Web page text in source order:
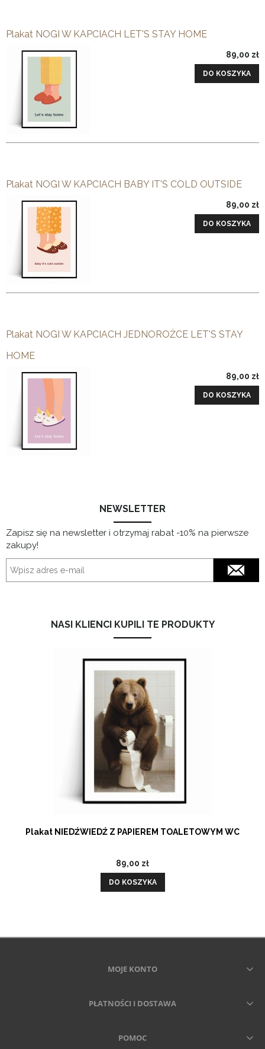
Plakat NOGI W KAPCIACH LET'S STAY HOME
89,00 zł
DO KOSZYKA
Plakat NOGI W KAPCIACH BABY IT'S COLD OUTSIDE
89,00 zł
DO KOSZYKA
Plakat NOGI W KAPCIACH JEDNOROŻCE LET'S STAY
HOME
89,00 zł
DO KOSZYKA
NEWSLETTER
Zapisz się na newsletter i otrzymaj rabat -10% na pierwsze
zakupy!
NASI KLIENCI KUPILI TE PRODUKTY
Plakat NIEDŹWIEDŹ Z PAPIEREM TOALETOWYM WC
89,00 zł
DO KOSZYKA
MOJE KONTO
PŁATNOŚCI I DOSTAWA
POMOC